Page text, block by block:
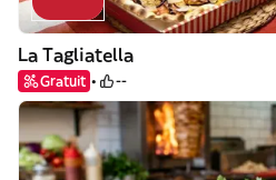
La Tagliatella
Gratuit --